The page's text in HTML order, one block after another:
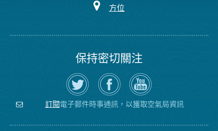
方位
保持密切關注
在
Twitter
上
關
注
空
瀏
覽
氣
局
的
空
氣
局
YouTube
頻
道
訂閱電子郵件時事通訊，以獲取空氣局資訊